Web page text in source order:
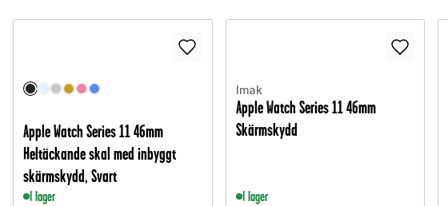
Apple Watch Series 11 46mm
Heltäckande skal med inbyggt
skärmskydd, Svart
I lager
Imak
Apple Watch Series 11 46mm
Skärmskydd
I lager